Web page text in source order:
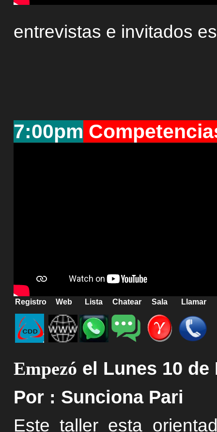
entrevistas e invitados
7:00pm
Registro Web Lista Chatear Sala Llamar
Empezó el Lunes 10 de
Por : Sunciona Pari
Este taller esta